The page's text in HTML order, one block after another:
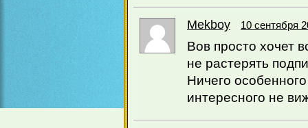
Mekboy 10 сентября
Вов просто хочет
не растерять
Ничего
интересного не